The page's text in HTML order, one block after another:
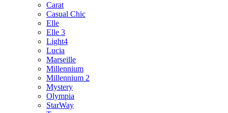
Carat
Casual Chic
Elle
Elle 3
Light4
Lucia
Marseille
Millennium
Millennium 2
Mystery
Olympia
StarWay